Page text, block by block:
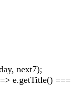
next7);
e.getTitle() ===